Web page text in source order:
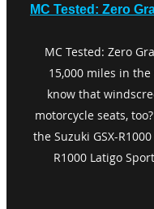
MC Tested: Zero
MC Tested: Zero
15,000 miles in
know that
motorcycle seats,
the Suzuki GSX-
R1000 Latigo